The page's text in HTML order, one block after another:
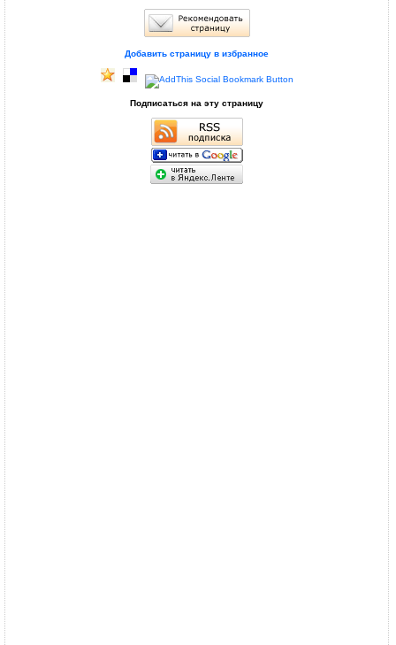
Добавить страницу в избранное
Подписаться на эту страницу